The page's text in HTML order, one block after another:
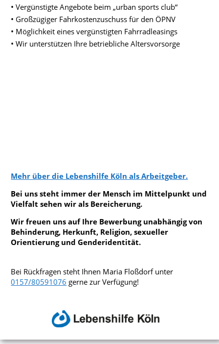
Vergünstigte Angebote beim „urban sports club“
Großzügiger Fahrkostenzuschuss für den ÖPNV
Möglichkeit eines vergünstigten Fahrradleasings
Wir unterstützen Ihre betriebliche Altersvorsorge
Mehr über die Lebenshilfe Köln als Arbeitgeber.
Bei uns steht immer der Mensch im Mittelpunkt und
Vielfalt sehen wir als Bereicherung.
Wir freuen uns auf Ihre Bewerbung unabhängig von
Behinderung, Herkunft, Religion, sexueller
Orientierung und Genderidentität.
Bei Rückfragen steht Ihnen Maria Floßdorf unter
0157/80591076 gerne zur Verfügung!